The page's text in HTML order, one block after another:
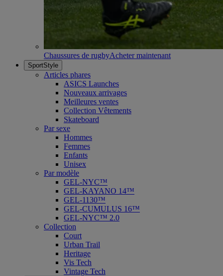
Chaussures de rugbyAcheter maintenant
SportStyle
Articles phares
ASICS Launches
Nouveaux arrivages
Meilleures ventes
Collection Vêtements
Skateboard
Par sexe
Hommes
Femmes
Enfants
Unisex
Par modèle
GEL-NYC™
GEL-KAYANO 14™
GEL-1130™
GEL-CUMULUS 16™
GEL-NYC™ 2.0
Collection
Court
Urban Trail
Heritage
Vis Tech
Vintage Tech